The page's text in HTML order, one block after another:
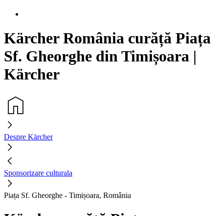
Kärcher România curăță Piața
Sf. Gheorghe din Timișoara |
Kärcher
Despre Kärcher
Sponsorizare culturala
Piața Sf. Gheorghe - Timișoara, România